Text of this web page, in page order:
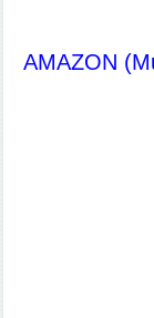
AMAZON